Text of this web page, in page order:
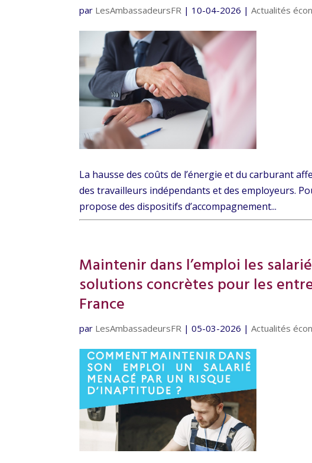
par LesAmbassadeursFR | 10-04-2026 |Actualités
La hausse des coûts de l’énergie et du carburant
des travailleurs indépendants et des employeurs.
propose des dispositifs d’accompagnement...
Maintenir dans l’emploi les
solutions concrètes pour les
France
par LesAmbassadeursFR |05-03-2026 |Actualités